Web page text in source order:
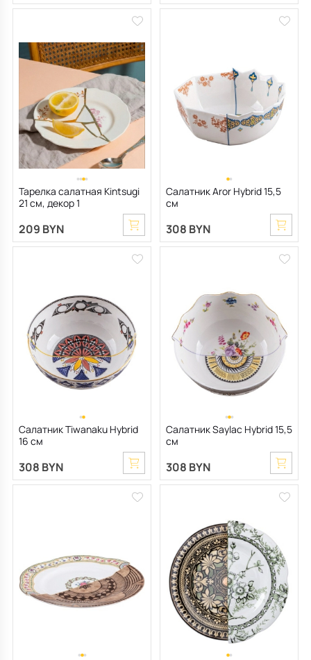
Тарелка салатная Kintsugi
21 см, декор 1
209 BYN
Салатник Aror Hybrid 15,5
см
308 BYN
Салатник Tiwanaku Hybrid
16 см
308 BYN
Салатник Saylac Hybrid 15,5
см
308 BYN